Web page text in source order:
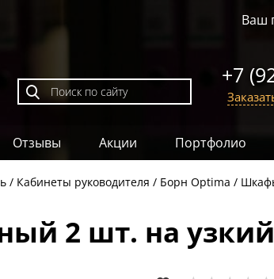
Ваш
+7
Отзывы Акции Портфолио
Кабинеты руководителя Борн Optima
2 шт. на